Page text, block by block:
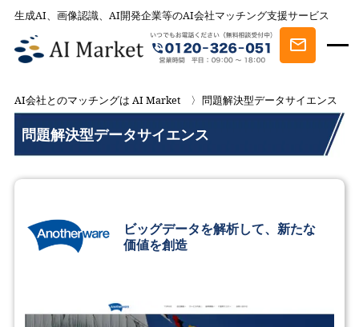
生成AI、画像認識、AI開発企業等のAI会社マッチング支援サービス
AI会社とのマッチングは AI Market 問題解決型データサイエンス
問題解決型データサイエンス
ビッグデータを解析して、新たな
価値を創造